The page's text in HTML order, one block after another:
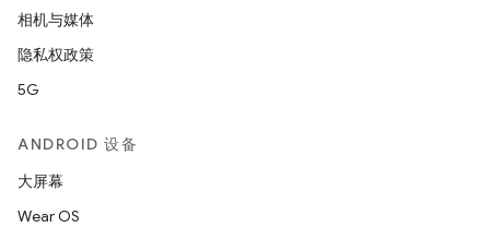
相机与媒体
隐私权政策
5G
ANDROID 设备
大屏幕
Wear OS